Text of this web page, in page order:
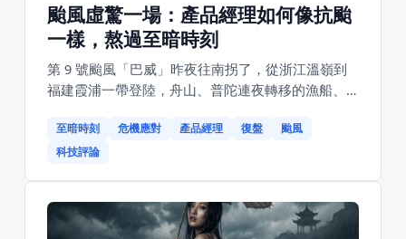
颱風虛驚一場：產品經理如何像抗颱
一樣，熬過至暗時刻
第 9 號颱風「巴威」昨夜往南拐了，從浙江溫嶺到
福建霞浦一帶登陸，舟山、普陀連夜轉移的漁船、
始說「早知道不用」。可「虛驚一場」這四個字，
比颱風本身更能害死一個產品經理。抗颱從來不是
種備份沒一種能用，Knight Capital 因為一段忘了刪
的廢程式碼 45 分鐘虧掉 4.4 億美元、公司沒了。這
至暗時刻 危機應對 產品經理 復盤
颱風
科技評論